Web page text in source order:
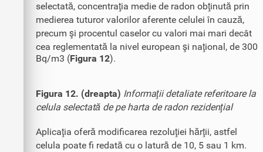
selectată, concentraţia medie de radon obţinută prin
medierea tuturor valorilor aferente celulei în cauză,
precum şi procentul caselor cu valori mai mari decât
cea reglementată la nivel european şi naţional, de 300
Bq/m3 (Figura 12).
Figura 12. (dreapta) Informaţii detaliate referitoare la
celula selectată de pe harta de radon rezidenţial
Aplicaţia oferă modificarea rezoluţiei hărţii, astfel
celula poate fi redată cu o latură de 10, 5 sau 1 km.